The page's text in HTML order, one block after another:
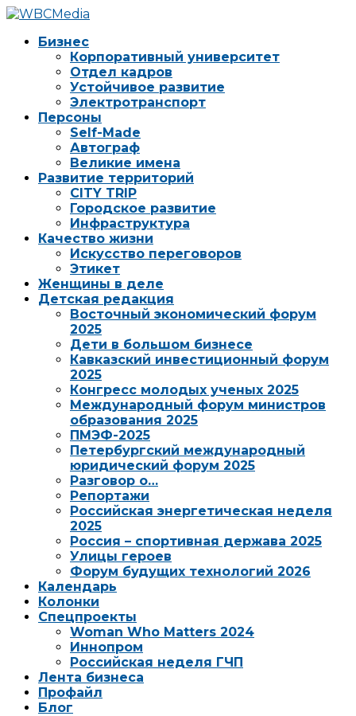
Бизнес
Корпоративный университет
Отдел кадров
Устойчивое развитие
Электротранспорт
Персоны
Self-Made
Автограф
Великие имена
Развитие территорий
CITY TRIP
Городское развитие
Инфраструктура
Качество жизни
Искусство переговоров
Этикет
Женщины в деле
Детская редакция
Восточный экономический форум
2025
Дети в большом бизнесе
Кавказский инвестиционный форум
2025
Конгресс молодых ученых 2025
Международный форум министров
образования 2025
ПМЭФ-2025
Петербургский международный
юридический форум 2025
Разговор о…
Репортажи
Российская энергетическая неделя
2025
Россия – спортивная держава 2025
Улицы героев
Форум будущих технологий 2026
Календарь
Колонки
Спецпроекты
Woman Who Matters 2024
Иннопром
Российская неделя ГЧП
Лента бизнеса
Профайл
Блог